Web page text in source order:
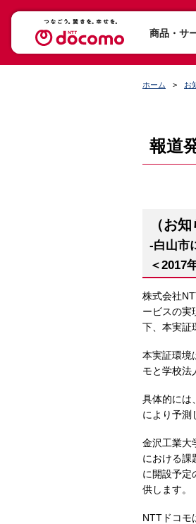
商品・サ
ホーム お
報道
（お
-白山市
＜2017
株式会社
ービスの実
下、本実証
本実証環境
モと学校法
具体的には
により予測
金沢工業大
における課
に開設予定
供します。
NTTドコモ